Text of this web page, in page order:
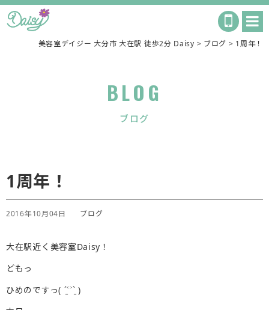
美容室デイジー 大分市 大在駅 徒歩2分 Daisy > ブログ > 1周年！
BLOG
ブログ
1周年！
2016年10月04日 ブログ
大在駅近く美容室Daisy！
どもっ
ひめのですっ( ˊ̱˂˃ˋ̱ )